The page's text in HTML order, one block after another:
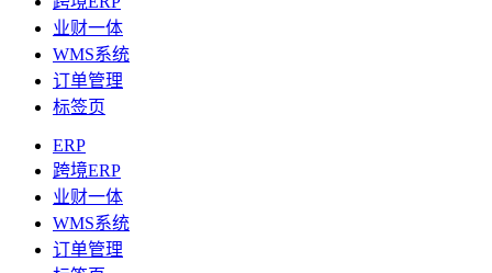
业财一体
WMS系统
订单管理
标签页
ERP
跨境ERP
业财一体
WMS系统
订单管理